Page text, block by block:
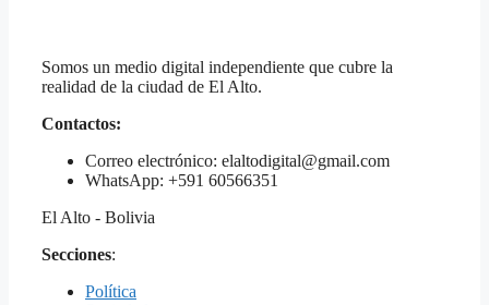
Somos un medio digital independiente que cubre la
realidad de la ciudad de El Alto.
Contactos:
Correo electrónico: elaltodigital@gmail.com
WhatsApp: +591 60566351
El Alto - Bolivia
Secciones:
Política